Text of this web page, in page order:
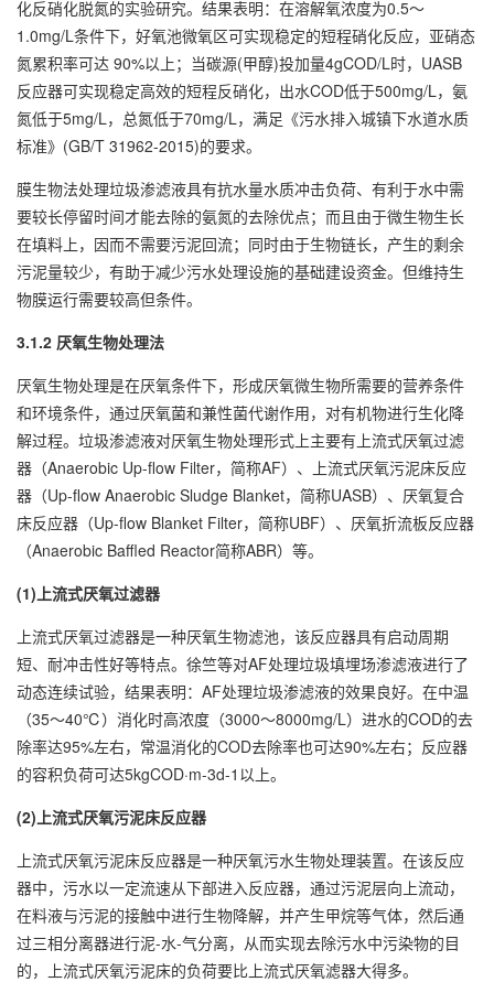
化反硝化脱氮的实验研究。结果表明：在溶解氧浓度为0.5～
1.0mg/L条件下，好氧池微氧区可实现稳定的短程硝化反应，亚硝态
氮累积率可达 90%以上；当碳源(甲醇)投加量4gCOD/L时，UASB
反应器可实现稳定高效的短程反硝化，出水COD低于500mg/L，氨
氮低于5mg/L，总氮低于70mg/L，满足《污水排入城镇下水道水质
标准》(GB/T 31962-2015)的要求。
膜生物法处理垃圾渗滤液具有抗水量水质冲击负荷、有利于水中需
要较长停留时间才能去除的氨氮的去除优点；而且由于微生物生长
在填料上，因而不需要污泥回流；同时由于生物链长，产生的剩余
污泥量较少，有助于减少污水处理设施的基础建设资金。但维持生
物膜运行需要较高但条件。
3.1.2 厌氧生物处理法
厌氧生物处理是在厌氧条件下，形成厌氧微生物所需要的营养条件
和环境条件，通过厌氧菌和兼性菌代谢作用，对有机物进行生化降
解过程。垃圾渗滤液对厌氧生物处理形式上主要有上流式厌氧过滤
器（Anaerobic Up-flow Filter，简称AF）、上流式厌氧污泥床反应
器（Up-flow Anaerobic Sludge Blanket，简称UASB）、厌氧复合
床反应器（Up-flow Blanket Filter，简称UBF）、厌氧折流板反应器
（Anaerobic Baffled Reactor简称ABR）等。
(1)上流式厌氧过滤器
上流式厌氧过滤器是一种厌氧生物滤池，该反应器具有启动周期
短、耐冲击性好等特点。徐竺等对AF处理垃圾填埋场渗滤液进行了
动态连续试验，结果表明：AF处理垃圾渗滤液的效果良好。在中温
（35～40℃）消化时高浓度（3000～8000mg/L）进水的COD的去
除率达95%左右，常温消化的COD去除率也可达90%左右；反应器
的容积负荷可达5kgCOD·m-3d-1以上。
(2)上流式厌氧污泥床反应器
上流式厌氧污泥床反应器是一种厌氧污水生物处理装置。在该反应
器中，污水以一定流速从下部进入反应器，通过污泥层向上流动，
在料液与污泥的接触中进行生物降解，并产生甲烷等气体，然后通
过三相分离器进行泥-水-气分离，从而实现去除污水中污染物的目
的，上流式厌氧污泥床的负荷要比上流式厌氧滤器大得多。